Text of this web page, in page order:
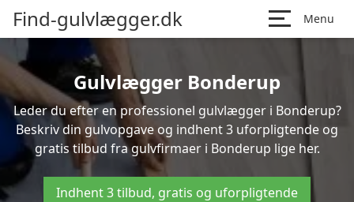
Find-gulvlægger.dk Menu
Gulvlægger Bonderup
Leder du efter en professionel gulvlægger i Bonderup?
Beskriv din gulvopgave og indhent 3 uforpligtende og
gratis tilbud fra gulvfirmaer i Bonderup lige her.
Indhent 3 tilbud, gratis og uforpligtende